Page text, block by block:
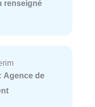
renseigné
Agence de